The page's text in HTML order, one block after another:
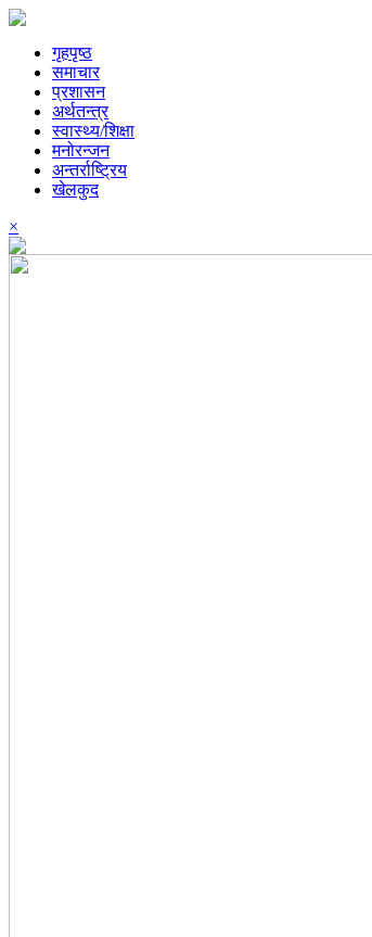
गृहपृष्ठ
समाचार
प्रशासन
अर्थतन्त्र
स्वास्थ्य/शिक्षा
मनोरन्जन
अन्तर्राष्ट्रिय
खेलकुद
×